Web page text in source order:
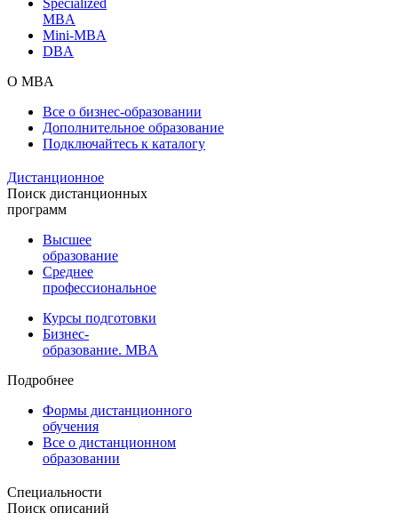
MBA
Mini-MBA
DBA
О MBA
Все о бизнес-образовании
Дополнительное образование
Подключайтесь к каталогу
Дистанционное
Поиск дистанционных
программ
Высшее
образование
Среднее
профессиональное
Курсы подготовки
Бизнес-
образование. MBA
Подробнее
Формы дистанционного
обучения
Все о дистанционном
образовании
Специальности
Поиск описаний